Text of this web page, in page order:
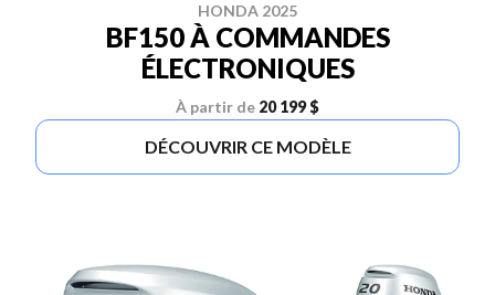
HONDA 2025
BF150 À COMMANDES
ÉLECTRONIQUES
À partir de 20 199 $
DÉCOUVRIR CE MODÈLE